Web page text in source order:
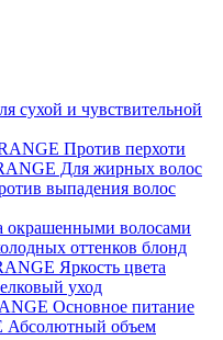
сухой и чувствительной
Против перхоти
Для жирных волос
выпадения волос
окрашенными волосами
оттенков блонд
Яркость цвета
уход
Основное питание
объем